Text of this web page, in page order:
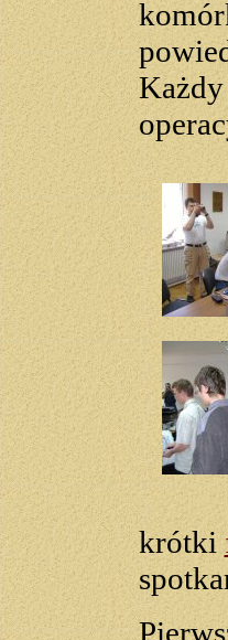
Każdy
krótki